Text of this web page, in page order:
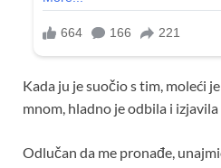
Kada ju je suočio s tim, moleći
mnom, hladno je odbila i izjavila
Odlučan da me pronađe,